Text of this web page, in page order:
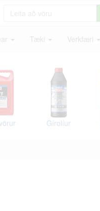
Tæki Verkfæri
Gírolíur